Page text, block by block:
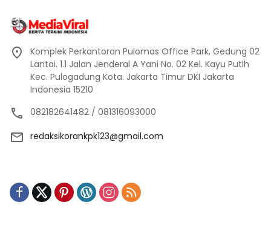
Komplek Perkantoran Pulomas Office Park, Gedung 02
Lantai. 1.1 Jalan Jenderal A Yani No. 02 Kel. Kayu Putih
Kec. Pulogadung Kota. Jakarta Timur DKI Jakarta
Indonesia 15210
082182641482 / 081316093000
redaksikorankpk123@gmail.com